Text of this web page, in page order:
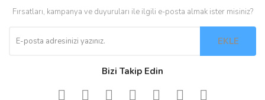
Fırsatları, kampanya ve duyuruları ile ilgili e-posta almak ister misiniz?
EKLE
Bizi Takip Edin